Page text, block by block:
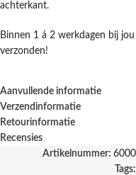
achterkant.
Binnen 1 á 2 werkdagen bij
verzonden!
Aanvullende informatie
Verzendinformatie
Retourinformatie
Recensies
Artikelnummer:
Tags: